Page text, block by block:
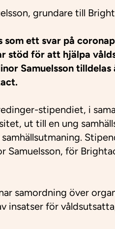
som ett svar på
stöd för att hjälpa
Samuelsson tilldelas
stipendiet, i
ut till en ung
Samuelsson, för
samordning över
insatser för